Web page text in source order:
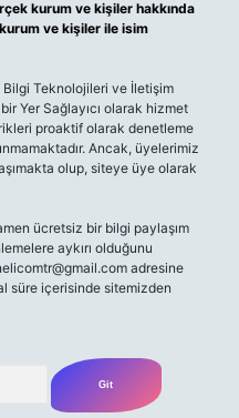
kurum ve kişiler hakkında
ve kişiler ile isim
Bilgi Teknolojileri ve İletişim
Yer Sağlayıcı olarak hizmet
proaktif olarak denetleme
Ancak, üyelerimiz
olup, siteye üye olarak
ücretsiz bir bilgi paylaşım
aykırı olduğunu
adresine
süre içerisinde sitemizden